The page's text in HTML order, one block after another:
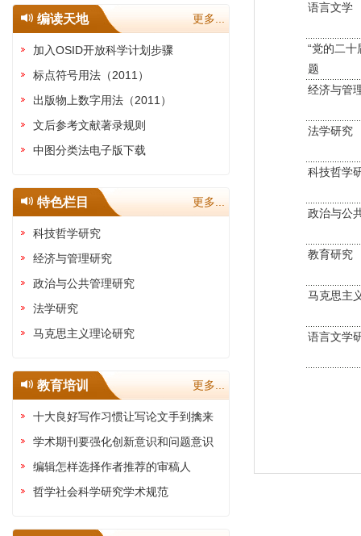
语言文学
“党的二十
题
经济与管
法学研究
科技哲学
政治与公
教育研究
马克思主
语言文学
编读天地 更多...
加入OSID开放科学计划步骤
标点符号用法（2011）
出版物上数字用法（2011）
文后参考文献著录规则
中图分类法电子版下载
特色栏目 更多...
科技哲学研究
经济与管理研究
政治与公共管理研究
法学研究
马克思主义理论研究
教育培训 更多...
十大良好写作习惯让写论文手到擒来
学术期刊要强化创新意识和问题意识
编辑怎样选择作者推荐的审稿人
哲学社会科学研究学术规范